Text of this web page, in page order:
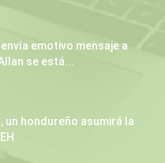
emotivo mensaje a
se está...
un hondureño asumirá la